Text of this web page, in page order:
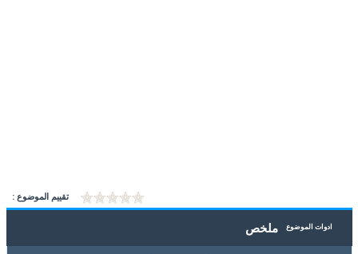
تقييم الموضوع :
ادوات الموضوع ملخص